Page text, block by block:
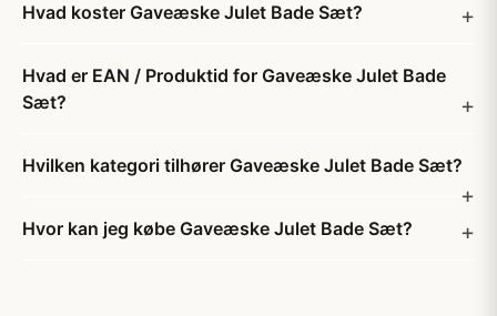
Hvad koster Gaveæske Julet Bade Sæt?
Hvad er EAN / Produktid for Gaveæske Julet Bade
Sæt?
Hvilken kategori tilhører Gaveæske Julet Bade Sæt?
Hvor kan jeg købe Gaveæske Julet Bade Sæt?